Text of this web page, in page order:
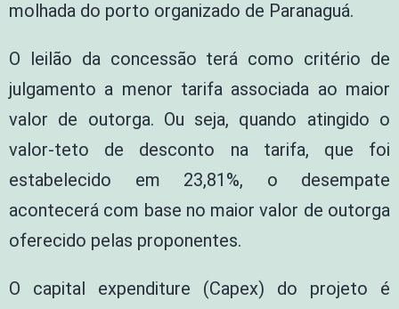
molhada do porto organizado de Paranaguá.
O leilão da concessão terá como critério de
julgamento a menor tarifa associada ao maior
valor de outorga. Ou seja, quando atingido o
valor-teto de desconto na tarifa, que foi
estabelecido em 23,81%, o desempate
acontecerá com base no maior valor de outorga
oferecido pelas proponentes.
O capital expenditure (Capex) do projeto é